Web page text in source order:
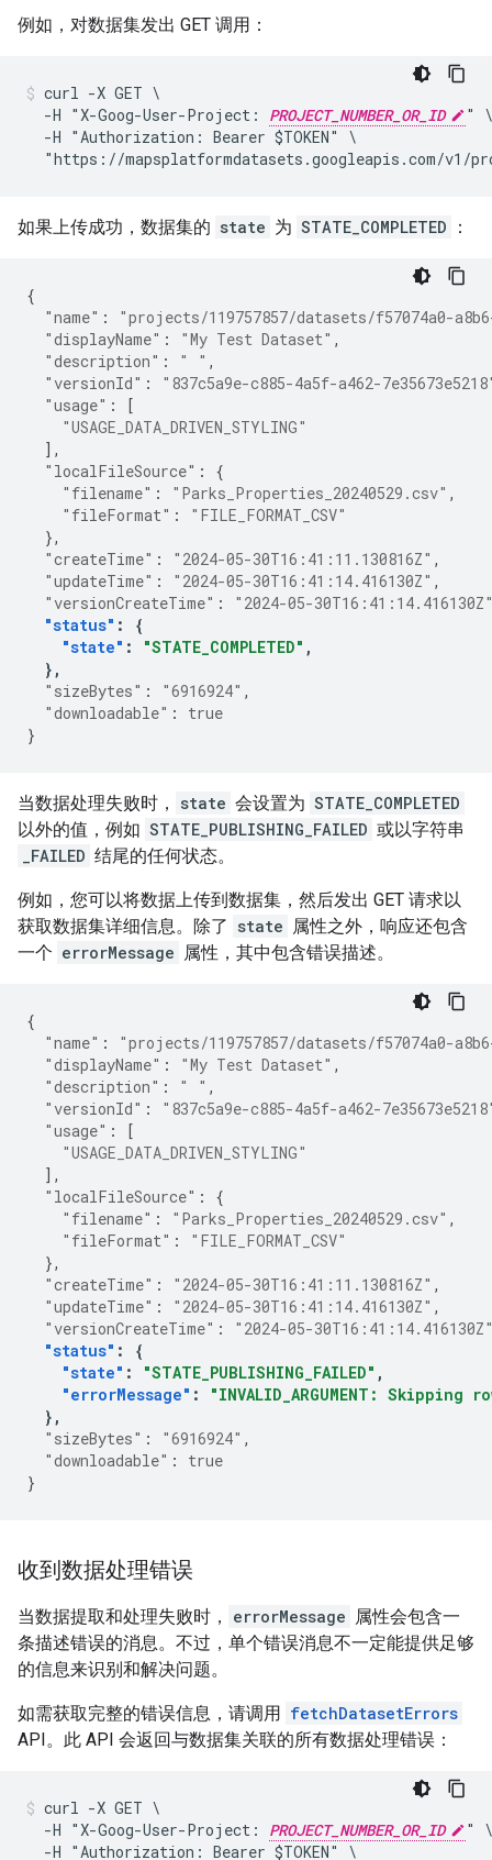
例如，对数据集发出 GET 调用：
curl -X GET \
  -H "X-Goog-User-Project:
PROJECT_NUMBER_OR_ID
" \
  -H "Authorization: Bearer $TOKEN" \
"https://mapsplatformdatasets.googleapis.com/v1/
如果上传成功，数据集的 state 为 STATE_COMPLETED ：
{
"name" :
"projects/119757857/datasets/f57074a0-
"displayName" : "My Test Dataset" ,
"description" : " " ,
"versionId" :
"837c5a9e-c885-4a5f-a462-
"usage" :
[
"USAGE_DATA_DRIVEN_STYLING"
],
"localFileSource" :
{
"filename" : "Parks_Properties_20240529.csv" ,
"fileFormat" :
"FILE_FORMAT_CSV"
},
"createTime" : "2024-05-30T16:41:11.130816Z" ,
"updateTime" : "2024-05-30T16:41:14.416130Z" ,
"versionCreateTime" :
"2024-05-
"status" :
{
"state" : "STATE_COMPLETED" ,
},
"sizeBytes" : "6916924" ,
"downloadable" :
true
}
当数据处理失败时， state 会设置为 STATE_COMPLETED
以外的值，例如 STATE_PUBLISHING_FAILED 或以字符串
_FAILED 结尾的任何状态。
例如，您可以将数据上传到数据集，然后发出 GET 请求以
获取数据集详细信息。除了 state 属性之外，响应还包含
一个 errorMessage 属性，其中包含错误描述。
{
"name" :
"projects/119757857/datasets/f57074a0-
"displayName" : "My Test Dataset" ,
"description" : " " ,
"versionId" :
"837c5a9e-c885-4a5f-a462-
"usage" :
[
"USAGE_DATA_DRIVEN_STYLING"
],
"localFileSource" :
{
"filename" : "Parks_Properties_20240529.csv" ,
"fileFormat" :
"FILE_FORMAT_CSV"
},
"createTime" : "2024-05-30T16:41:11.130816Z" ,
"updateTime" : "2024-05-30T16:41:14.416130Z" ,
"versionCreateTime" :
"2024-05-
"status" :
{
"state" : "STATE_PUBLISHING_FAILED" ,
"errorMessage" :
"INVALID_ARGUMENT:
},
"sizeBytes" : "6916924" ,
"downloadable" :
true
}
收到数据处理错误
当数据提取和处理失败时， errorMessage 属性会包含一
条描述错误的消息。不过，单个错误消息不一定能提供足够
的信息来识别和解决问题。
如需获取完整的错误信息，请调用 fetchDatasetErrors
API。此 API 会返回与数据集关联的所有数据处理错误：
curl -X GET \
  -H "X-Goog-User-Project:
PROJECT_NUMBER_OR_ID
" \
  -H "Authorization: Bearer $TOKEN" \